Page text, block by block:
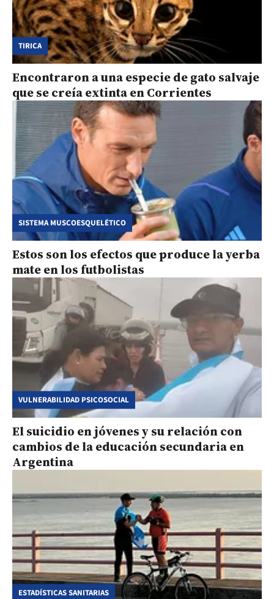
TIRICA
Encontraron a una especie de gato salvaje
que se creía extinta en Corrientes
SISTEMA MUSCOESQUELÉTICO
Estos son los efectos que produce la yerba
mate en los futbolistas
VULNERABILIDAD PSICOSOCIAL
El suicidio en jóvenes y su relación con
cambios de la educación secundaria en
Argentina
ESTADÍSTICAS SANITARIAS